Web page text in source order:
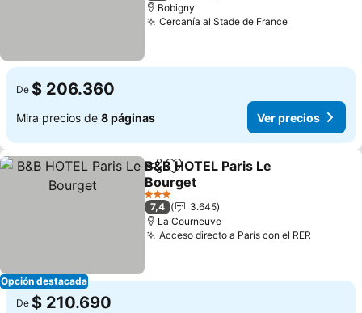
Bobigny
Cercanía al Stade de FranceVer precios
De $ 206.360
Mira precios de 8 páginas Ver precios
Opción destacada
CompartirAgregar a favoritos
B&B HOTEL Paris Le
Bourget
Ver precios
3 Estrellas
7,4
3.645
La Courneuve
Acceso directo a París con el RER
De $ 210.690